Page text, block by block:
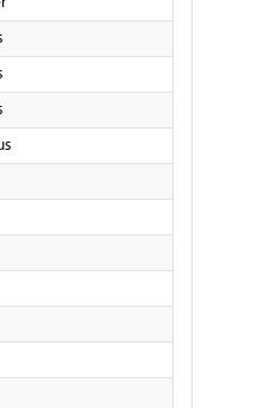
2023
2023
2023
2023